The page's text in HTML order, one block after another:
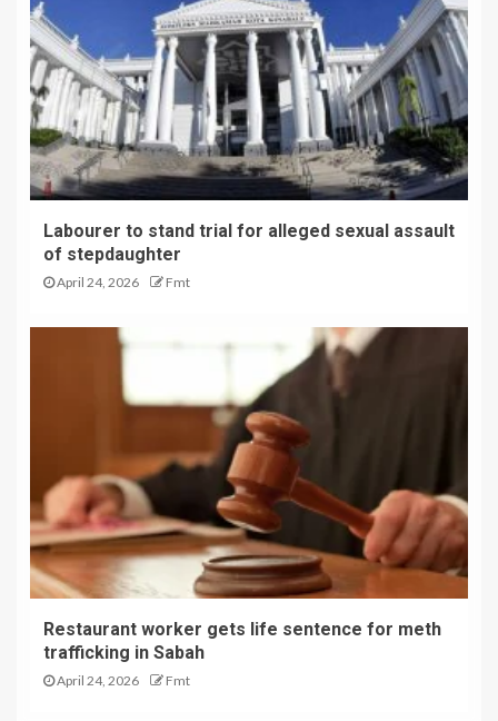
Labourer to stand trial for alleged sexual assault
of stepdaughter
April 24, 2026 Fmt
Restaurant worker gets life sentence for meth
trafficking in Sabah
April 24, 2026 Fmt